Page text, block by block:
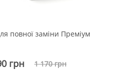
повної заміни Преміум
грн 1 170 грн